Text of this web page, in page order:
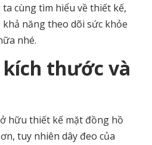
cùng tìm hiểu về thiết kế,
năng theo dõi sức khỏe
nhé.
thước và
hữu thiết kế mặt đồng hồ
tuy nhiên dây đeo của